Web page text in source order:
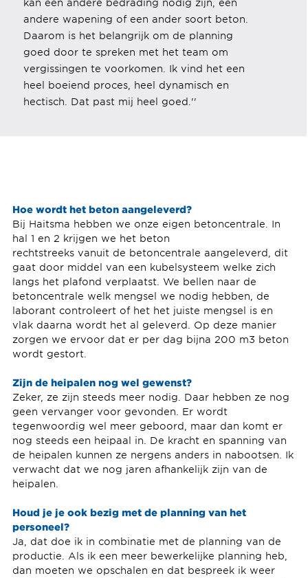
andere wapening of een ander soort beton.
Daarom is het belangrijk om de planning
goed door te spreken met het team om
vergissingen te voorkomen. Ik vind het een
heel boeiend proces, heel dynamisch en
hectisch. Dat past mij heel goed.''
Hoe wordt het beton aangeleverd?
Bij Haitsma hebben we onze eigen betoncentrale. In
hal 1 en 2 krijgen we het beton
rechtstreeks vanuit de betoncentrale aangeleverd, dit
gaat door middel van een kubelsysteem welke zich
langs het plafond verplaatst. We bellen naar de
betoncentrale welk mengsel we nodig hebben, de
laborant controleert of het het juiste mengsel is en
vlak daarna wordt het al geleverd. Op deze manier
zorgen we ervoor dat er per dag bijna 200 m3 beton
wordt gestort.
Zijn de heipalen nog wel gewenst?
Zeker, ze zijn steeds meer nodig. Daar hebben ze nog
geen vervanger voor gevonden. Er wordt
tegenwoordig wel meer geboord, maar dan komt er
nog steeds een heipaal in. De kracht en spanning van
de heipalen kunnen ze nergens anders in nabootsen. Ik
verwacht dat we nog jaren afhankelijk zijn van de
heipalen.
Houd je je ook bezig met de planning van het
personeel?
Ja, dat doe ik in combinatie met de planning van de
productie. Als ik een meer bewerkelijke planning heb,
dan moeten we opschalen en dat bespreek ik weer